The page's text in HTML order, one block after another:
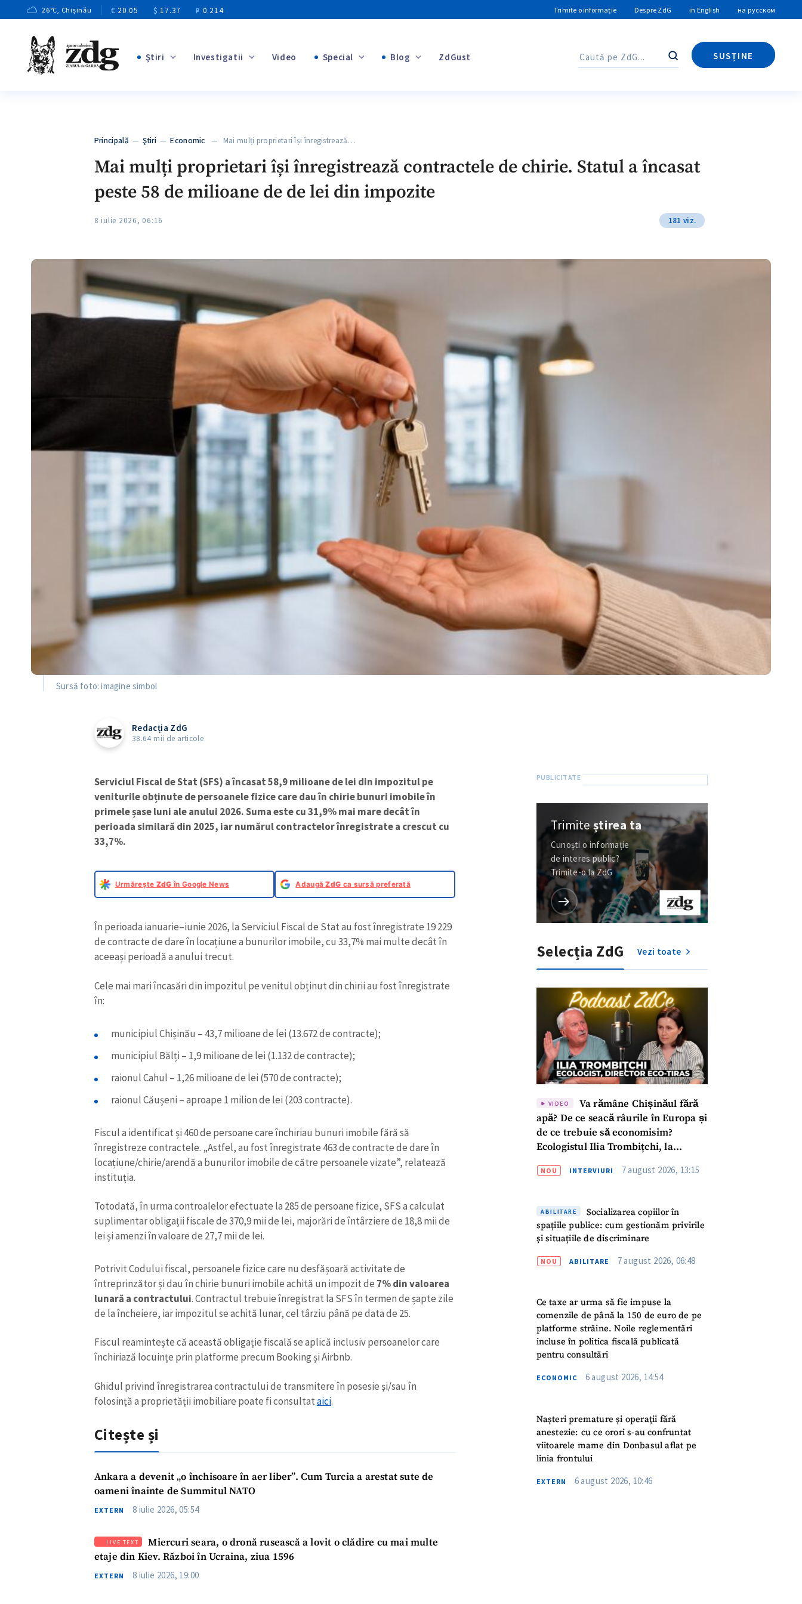
26°C, Chișinău € 20.05 $ 17.37 ₽ 0.214 Trimite o informație Despre ZdG in English на русском
Ştiri Investigatii Video Special Blog ZdGust Caută
SUSȚINE
Caută
Principală —Ştiri —Economic — Mai mulți proprietari își înregistrează…
Mai mulți proprietari își înregistrează contractele de chirie. Statul a încasat
peste 58 de milioane de de lei din impozite
8 iulie 2026, 06:16 181 viz.
Sursă foto: imagine simbol
Redacția ZdG
38.64 mii de articole
Serviciul Fiscal de Stat (SFS) a încasat 58,9 milioane de lei din impozitul pe
veniturile obținute de persoanele fizice care dau în chirie bunuri imobile în
primele șase luni ale anului 2026. Suma este cu 31,9% mai mare decât în
perioada similară din 2025, iar numărul contractelor înregistrate a crescut cu
33,7%.
Urmărește ZdG în Google News AdaugăZdG ca sursă preferată
În perioada ianuarie–iunie 2026, la Serviciul Fiscal de Stat au fost înregistrate 19 229
de contracte de dare în locațiune a bunurilor imobile, cu 33,7% mai multe decât în
aceeași perioadă a anului trecut.
Cele mai mari încasări din impozitul pe venitul obținut din chirii au fost înregistrate
în:
municipiul Chișinău – 43,7 milioane de lei (13.672 de contracte);
municipiul Bălți – 1,9 milioane de lei (1.132 de contracte);
raionul Cahul – 1,26 milioane de lei (570 de contracte);
raionul Căușeni – aproape 1 milion de lei (203 contracte).
Fiscul a identificat și 460 de persoane care închiriau bunuri imobile fără să
înregistreze contractele. „Astfel, au fost înregistrate 463 de contracte de dare în
locațiune/chirie/arendă a bunurilor imobile de către persoanele vizate”, relatează
instituția.
Totodată, în urma controalelor efectuate la 285 de persoane fizice, SFS a calculat
suplimentar obligații fiscale de 370,9 mii de lei, majorări de întârziere de 18,8 mii de
lei și amenzi în valoare de 27,7 mii de lei.
Potrivit Codului fiscal, persoanele fizice care nu desfășoară activitate de
întreprinzător și dau în chirie bunuri imobile achită un impozit de 7% din valoarea
lunară a contractului. Contractul trebuie înregistrat la SFS în termen de șapte zile
de la încheiere, iar impozitul se achită lunar, cel târziu până pe data de 25.
Fiscul reamintește că această obligație fiscală se aplică inclusiv persoanelor care
închiriază locuințe prin platforme precum Booking și Airbnb.
Ghidul privind înregistrarea contractului de transmitere în posesie şi/sau în
folosinţă a proprietății imobiliare poate fi consultataici.
Citește și
Ankara a devenit „o închisoare în aer liber”. Cum Turcia a arestat sute de
oameni înainte de Summitul NATO
EXTERN 8 iulie 2026, 05:54
LIVE TEXT
Miercuri seara, o dronă rusească a lovit o clădire cu mai multe
etaje din Kiev. Război în Ucraina, ziua 1596
EXTERN 8 iulie 2026, 19:00
Trimiteștirea ta
Cunoști o informație
de interes public?
Trimite-o la ZdG
Selecția ZdG Vezi toate
VIDEO
Va rămâne Chișinăul fără
apă? De ce seacă râurile în Europa și
de ce trebuie să economisim?
Ecologistul Ilia Trombițchi, la
NOU INTERVIURI 7 august 2026, 13:15
ABILITARE
Socializarea copiilor în
spațiile publice: cum gestionăm privirile
și situațiile de discriminare
NOU ABILITARE 7 august 2026, 06:48
Ce taxe ar urma să fie impuse la
comenzile de până la 150 de euro de pe
platforme străine. Noile reglementări
incluse în politica fiscală publicată
pentru consultări
ECONOMIC 6 august 2026, 14:54
Nașteri premature și operații fără
anestezie: cu ce orori s-au confruntat
viitoarele mame din Donbasul aflat pe
linia frontului
EXTERN 6 august 2026, 10:46
Titlu știre + Adaugă titlu
Fotografie + Încarcă imagine
Link media + Link media
Mesajul știrei + Mesajul știrei
+ Numele meu
+ Emailul meu
TRIMITE ȘTIREA